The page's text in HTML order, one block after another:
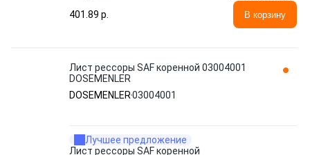
401.89 p.
В корзину
Лист рессоры SAF коренной 03004001
DOSEMENLER
DOSEMENLER03004001
Лучшее предложение
Лист рессоры SAF коренной